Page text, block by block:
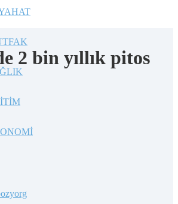
2 bin yıllık pitos